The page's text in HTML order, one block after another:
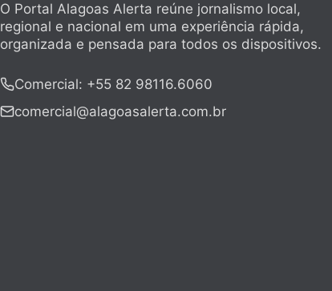
O Portal Alagoas Alerta reúne jornalismo local,
regional e nacional em uma experiência rápida,
organizada e pensada para todos os dispositivos.
Comercial: +55 82 98116.6060
comercial@alagoasalerta.com.br